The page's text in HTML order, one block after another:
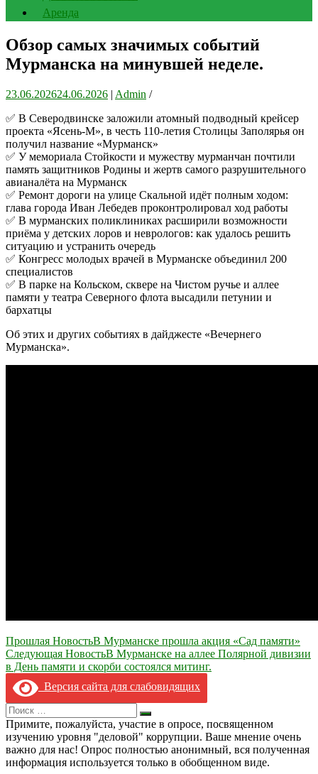
Аренда
Обзор самых значимых событий
Мурманска на минувшей неделе.
23.06.202624.06.2026 | Admin /
✅ В Северодвинске заложили атомный подводный крейсер
проекта «Ясень-М», в честь 110-летия Столицы Заполярья он
получил название «Мурманск»
✅ У мемориала Стойкости и мужеству мурманчан почтили
память защитников Родины и жертв самого разрушительного
авианалёта на Мурманск
✅ Ремонт дороги на улице Скальной идёт полным ходом:
глава города Иван Лебедев проконтролировал ход работы
✅ В мурманских поликлиниках расширили возможности
приёма у детских лоров и неврологов: как удалось решить
ситуацию и устранить очередь
✅ Конгресс молодых врачей в Мурманске объединил 200
специалистов
✅ В парке на Кольском, сквере на Чистом ручье и аллее
памяти у театра Северного флота высадили петунии и
бархатцы
Об этих и других событиях в дайджесте «Вечернего
Мурманска».
Навигация
по
записям
Прошлая НовостьВ Мурманске прошла акция «Сад памяти»
Следующая НовостьВ Мурманске на аллее Полярной дивизии
в День памяти и скорби состоялся митинг.
Версия сайта для слабовидящих
Search
for:
Искать
Примите, пожалуйста, участие в опросе, посвященном
изучению уровня "деловой" коррупции. Ваше мнение очень
важно для нас! Опрос полностью анонимный, вся полученная
информация используется только в обобщенном виде.